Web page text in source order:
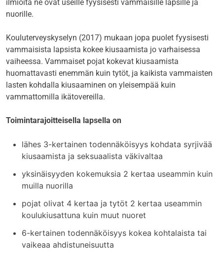
ilmiöitä ne ovat useille fyysisesti vammaisille lapsille ja
nuorille.
Kouluterveyskyselyn (2017) mukaan jopa puolet fyysisesti
vammaisista lapsista kokee kiusaamista jo varhaisessa
vaiheessa. Vammaiset pojat kokevat kiusaamista
huomattavasti enemmän kuin tytöt, ja kaikista vammaisten
lasten kohdalla kiusaaminen on yleisempää kuin
vammattomilla ikätovereilla.
Toimintarajoitteisella lapsella on
lähes 3-kertainen todennäköisyys kohdata syrjivää
kiusaamista ja seksuaalista väkivaltaa
yksinäisyyden kokemuksia 2 kertaa useammin kuin
muilla nuorilla
pojat olivat 4 kertaa ja tytöt 2 kertaa useammin
koulukiusattuna kuin muut nuoret
6-kertainen todennäköisyys kokea kohtalaista tai
vaikeaa ahdistuneisuutta